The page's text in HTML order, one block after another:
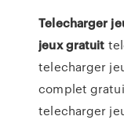
Telecharger
jeux gratuit
telecharger
complet
telecharger